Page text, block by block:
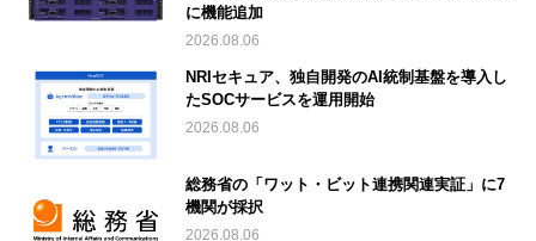
に機能追加
2026.08.06
NRIセキュア、独自開発のAI統制基盤を導入し
たSOCサービスを運用開始
2026.08.06
総務省の「ワット・ビット連携関連実証」に7
機関が採択
2026.08.06